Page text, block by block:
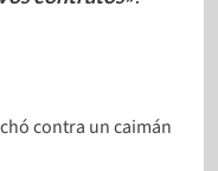
contra un caimán